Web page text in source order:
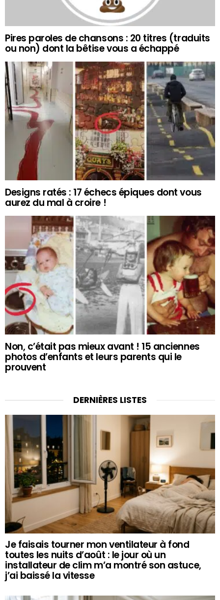
Pires paroles de chansons : 20 titres (traduits
ou non) dont la bêtise vous a échappé
Designs ratés : 17 échecs épiques dont vous
aurez du mal à croire !
Non, c’était pas mieux avant ! 15 anciennes
photos d’enfants et leurs parents qui le
prouvent
DERNIÈRES LISTES
Je faisais tourner mon ventilateur à fond
toutes les nuits d’août : le jour où un
installateur de clim m’a montré son astuce,
j’ai baissé la vitesse